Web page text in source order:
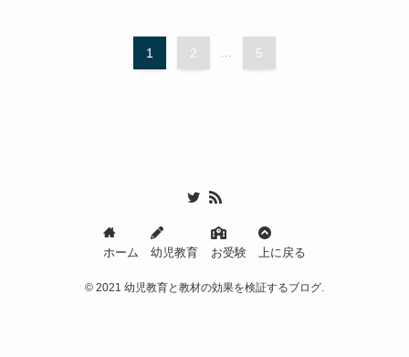
1 2 5
ホーム 幼児教育 お受験 上に戻る
© 2021 幼児教育と教材の効果を検証するブログ.